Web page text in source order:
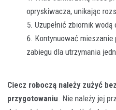
opryskiwacza, unikając
Uzupełnić zbiornik
Kontynuować
zabiegu dla utrzymania
Ciecz roboczą należy zużyć
przygotowaniu. Nie należy jej